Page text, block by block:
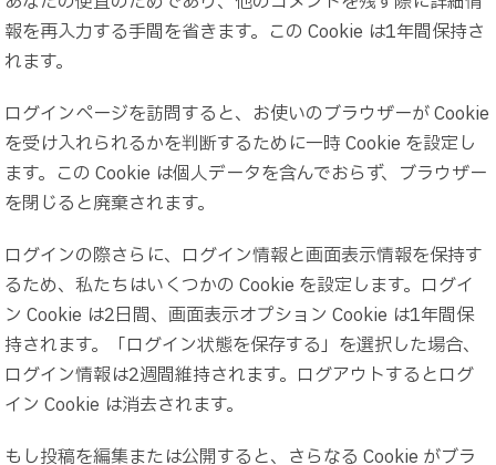
報を再入力する手間を省きます。この Cookie は1年間保持さ
れます。
ログインページを訪問すると、お使いのブラウザーが Cookie
を受け入れられるかを判断するために一時 Cookie を設定し
ます。この Cookie は個人データを含んでおらず、ブラウザー
を閉じると廃棄されます。
ログインの際さらに、ログイン情報と画面表示情報を保持す
るため、私たちはいくつかの Cookie を設定します。ログイ
ン Cookie は2日間、画面表示オプション Cookie は1年間保
持されます。「ログイン状態を保存する」を選択した場合、
ログイン情報は2週間維持されます。ログアウトするとログ
イン Cookie は消去されます。
もし投稿を編集または公開すると、さらなる Cookie がブラ